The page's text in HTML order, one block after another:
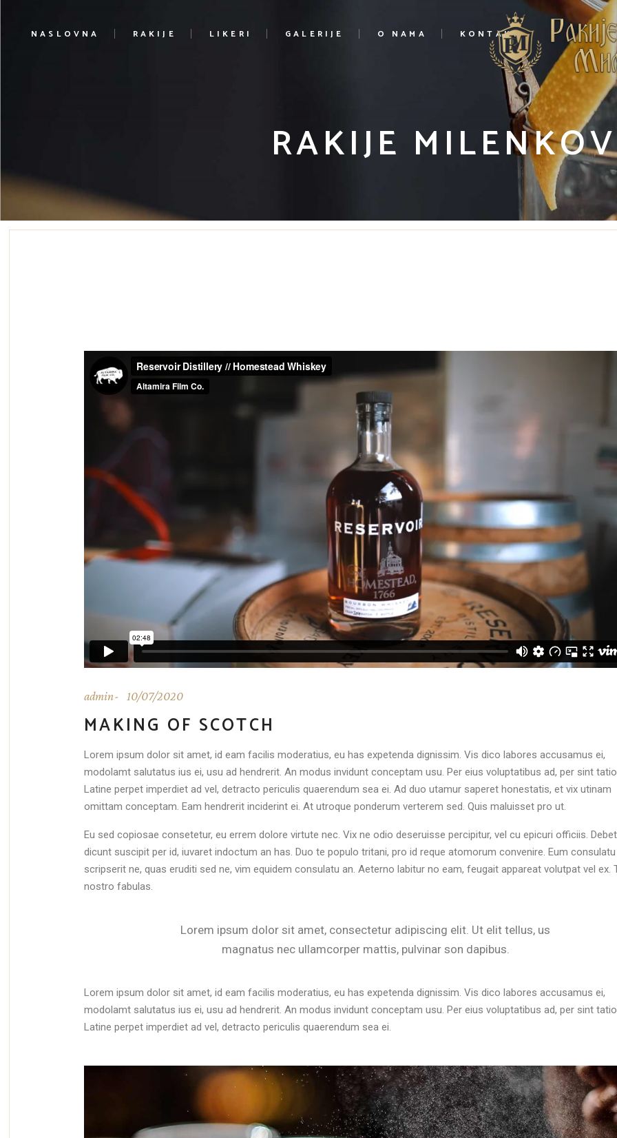
NASLOVNA RAKIJE LIKERI GALERIJE O NAMA KONTAKT
RAKIJE
admin 10/07/2020
MAKING OF SCOTCH
Lorem ipsum dolor sit amet, id eam facilis moderatius, eu has expetenda dignissim. Vis dico labores accusamus ei,
modolamt salutatus ius ei, usu ad hendrerit. An modus invidunt conceptam usu. Per eius voluptatibus ad, per sint
Latine perpet imperdiet ad vel, detracto periculis quaerendum sea ei. Ad duo utamur saperet honestatis, et vix utinam
omittam conceptam. Eam hendrerit inciderint ei. At utroque ponderum verterem sed. Quis maluisset pro ut.
Eu sed copiosae consetetur, eu errem dolore virtute nec. Vix ne odio deseruisse percipitur, vel cu epicuri officiis. Debet
dicunt suscipit per id, iuvaret indoctum an has. Duo te populo tritani, pro id reque atomorum convenire. Eum consulatu
scripserit ne, quas eruditi sed ne, vim equidem consulatu an. Aeterno labitur no eam, feugait appareat volutpat vel ex.
nostro fabulas.
Lorem ipsum dolor sit amet, consectetur adipiscing elit. Ut elit tellus, us
magnatus nec ullamcorper mattis, pulvinar son dapibus.
Lorem ipsum dolor sit amet, id eam facilis moderatius, eu has expetenda dignissim. Vis dico labores accusamus ei,
modolamt salutatus ius ei, usu ad hendrerit. An modus invidunt conceptam usu. Per eius voluptatibus ad, per sint
Latine perpet imperdiet ad vel, detracto periculis quaerendum sea ei.